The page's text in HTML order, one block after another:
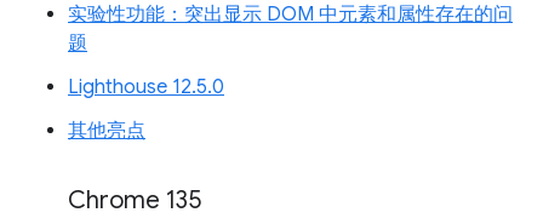
实验性功能：突出显示 DOM 中元素和属性存在的问
题
Lighthouse 12.5.0
其他亮点
Chrome 135